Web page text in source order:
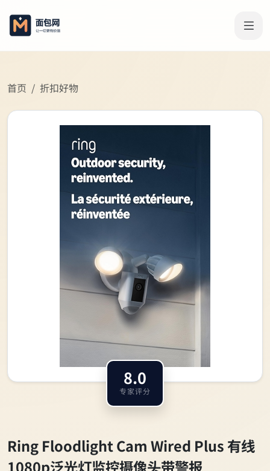
首页 折扣好物
8.0
专家评分
Ring Floodlight Cam Wired Plus 有线
1080p泛光灯监控摄像头带警报